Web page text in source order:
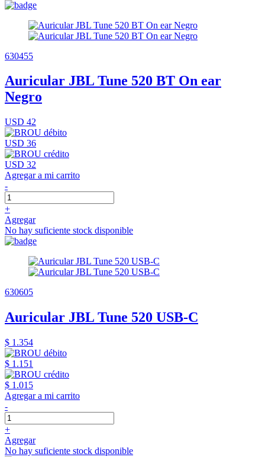
630455
Auricular JBL Tune 520 BT On ear
Negro
USD 42
USD 36
USD 32
Agregar a mi carrito
-
+
Agregar
No hay suficiente stock disponible
630605
Auricular JBL Tune 520 USB-C
$ 1.354
$ 1.151
$ 1.015
Agregar a mi carrito
-
+
Agregar
No hay suficiente stock disponible